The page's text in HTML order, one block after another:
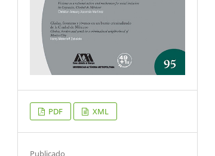
PDF XML
Publicado